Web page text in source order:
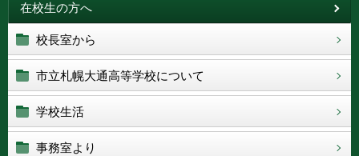
在校生の方へ
校長室から
市立札幌大通高等学校について
学校生活
事務室より